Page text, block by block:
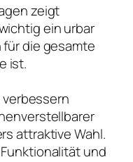
zeigt
ein urbar
die gesamte
ist.
attraktive Wahl.
und